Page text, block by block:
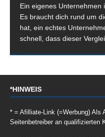
Ein eigenes Unternehmen
Es braucht dich rund um
hat, ein echtes
schnell, dass dieser
*HINWEIS
* = Afilliate-Link (=Werbung) Als
Seitenbetreiber an qualifizierten